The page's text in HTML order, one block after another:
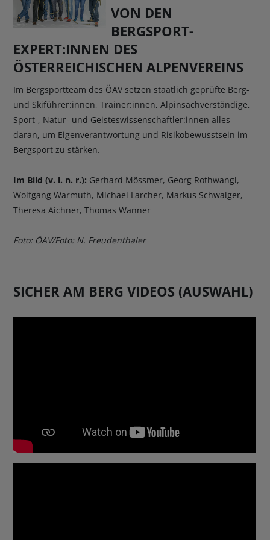
VON DEN
BERGSPORT-
EXPERT:INNEN DES
ÖSTERREICHISCHEN ALPENVEREINS
Im Bergsportteam des ÖAV setzen staatlich geprüfte Berg-
und Skiführer:innen, Trainer:innen, Alpinsachverständige,
Sport-, Natur- und Geisteswissenschaftler:innen alles
daran, um Eigenverantwortung und Risikobewusstsein im
Bergsport zu stärken.
Im Bild (v. l. n. r.): Gerhard Mössmer, Georg Rothwangl,
Wolfgang Warmuth, Michael Larcher, Markus Schwaiger,
Theresa Aichner, Thomas Wanner
Foto: ÖAV/Foto: N. Freudenthaler
SICHER AM BERG VIDEOS (AUSWAHL)